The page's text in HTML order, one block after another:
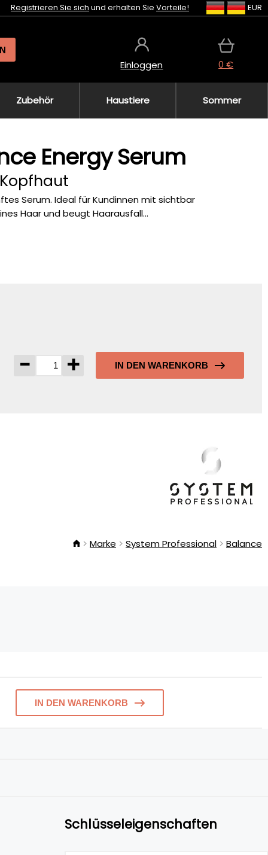
Registrieren Sie sich und erhalten Sie Vorteile! EUR
Einloggen 0 €
Zubehör Haustiere Sommer
Energy Serum
Serum. Ideal für Kundinnen mit sichtbar
Haar und beugt Haarausfall...
- + IN DEN WARENKORB
Marke System Professional Balance
IN DEN WARENKORB
Schlüsseleigenschaften